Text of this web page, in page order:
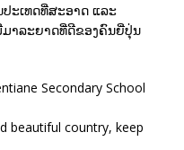
ະເທດທີ່ສະອາດ ແລະ
າລະຍາດທີ່ດີຂອງຄົນຍີ່ປຸ່ນ
Secondary School
beautiful country, keep